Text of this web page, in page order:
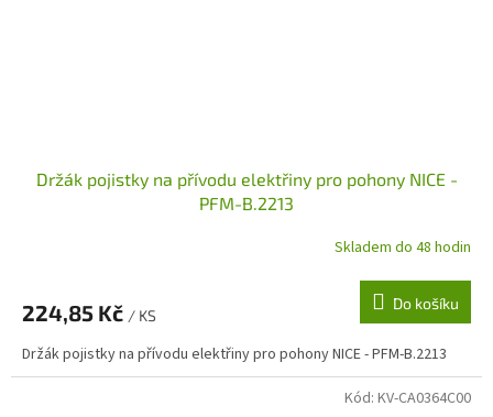
Držák pojistky na přívodu elektřiny pro pohony NICE -
PFM-B.2213
Skladem do 48 hodin
224,85 Kč / KS
Do košíku
Držák pojistky na přívodu elektřiny pro pohony NICE - PFM-B.2213
Kód: KV-CA0364C00